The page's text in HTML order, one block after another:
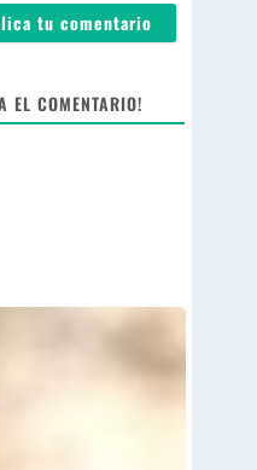
EL COMENTARIO!